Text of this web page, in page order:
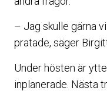
– Jag skulle gärna
pratade, säger
Under hösten är
inplanerade. Nästa